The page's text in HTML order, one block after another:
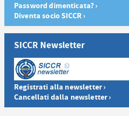
Password dimenticata? ›
Diventa socio SICCR ›
SICCR Newsletter
Registrati alla newsletter ›
Cancellati dalla newsletter ›